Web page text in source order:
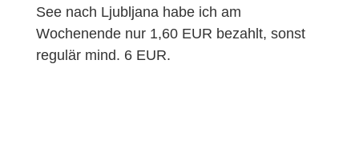
See nach Ljubljana habe ich am
Wochenende nur 1,60 EUR bezahlt, sonst
regulär mind. 6 EUR.